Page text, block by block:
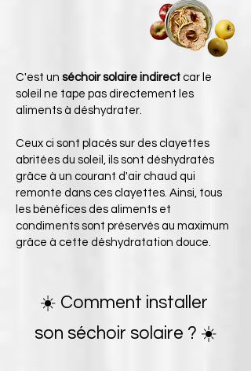
C'est un séchoir solaire indirect car le
soleil ne tape pas directement les
aliments à déshydrater.
Ceux ci sont placés sur des clayettes
abritées du soleil, ils sont déshydratés
grâce à un courant d'air chaud qui
remonte dans ces clayettes. Ainsi, tous
les bénéfices des aliments et
condiments sont préservés au maximum
grâce à cette déshydratation douce.
☀️ Comment installer
son séchoir solaire ? ☀️